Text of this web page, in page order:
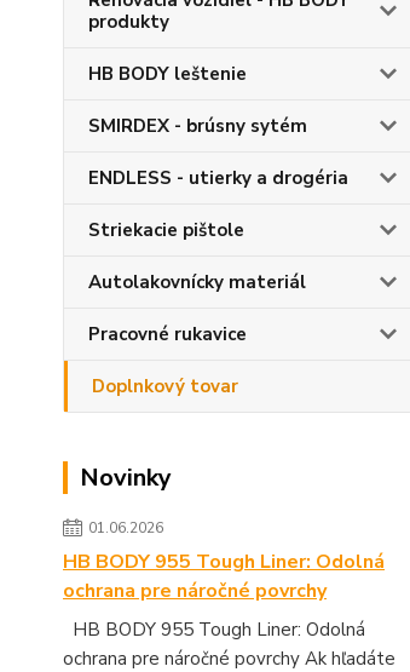
produkty
HB BODY leštenie
SMIRDEX - brúsny sytém
ENDLESS - utierky a drogéria
Striekacie pištole
Autolakovnícky materiál
Pracovné rukavice
Doplnkový tovar
Novinky
01.06.2026
HB BODY 955 Tough Liner: Odolná
ochrana pre náročné povrchy
HB BODY 955 Tough Liner: Odolná
ochrana pre náročné povrchy Ak hľadáte